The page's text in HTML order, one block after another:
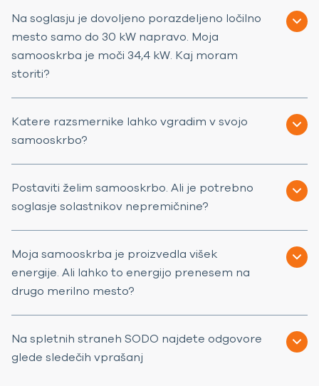
Na soglasju je dovoljeno porazdeljeno ločilno
mesto samo do 30 kW napravo. Moja
samooskrba je moči 34,4 kW. Kaj moram
storiti?
Katere razsmernike lahko vgradim v svojo
samooskrbo?
Postaviti želim samooskrbo. Ali je potrebno
soglasje solastnikov nepremičnine?
Moja samooskrba je proizvedla višek
energije. Ali lahko to energijo prenesem na
drugo merilno mesto?
Na spletnih straneh SODO najdete odgovore
glede sledečih vprašanj